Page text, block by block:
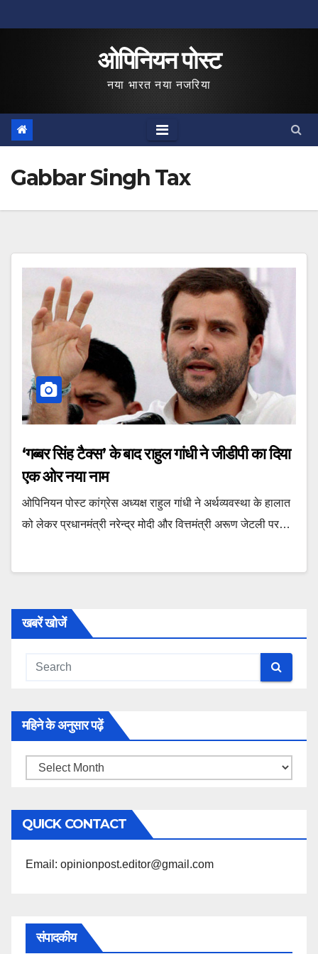
to
ओपिनियन पोस्ट
नया भारत नया नजरिया
Gabbar Singh Tax
‘गब्बर सिंह टैक्स’ के बाद राहुल गांधी ने जीडीपी का दिया
एक ओर नया नाम
ओप‍िनियन पोस्‍ट कांग्रेस अध्यक्ष राहुल गांधी ने अर्थव्यवस्था के हालात
को लेकर प्रधानमंत्री नरेन्द्र मोदी और वित्तमंत्री अरूण जेटली पर…
खबरें खोजें
महिने के अनुसार पढ़ें
महिने
अनुसार
पढ़ें
QUICK CONTACT
Email: opinionpost.editor@gmail.com
संपादकीय